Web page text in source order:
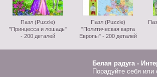
Пазл (Puzzle)
"Принцесса и лошадь"
- 200 деталей
Пазл (Puzzle)
"Политическая карта
Европы" - 200 деталей
Белая радуга -
Порадуйте себя